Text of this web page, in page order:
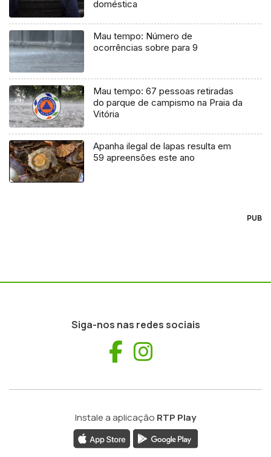
doméstica
Mau tempo: Número de
ocorrências sobre para 9
Mau tempo: 67 pessoas retiradas
do parque de campismo na Praia da
Vitória
Apanha ilegal de lapas resulta em
59 apreensões este ano
PUB
Siga-nos nas redes sociais
Facebook
Instale a aplicação RTP Play